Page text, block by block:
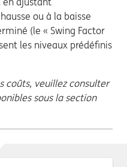
ou à la baisse
(le « Swing Factor
les niveaux prédéfinis
coûts, veuillez consulter
sous la section